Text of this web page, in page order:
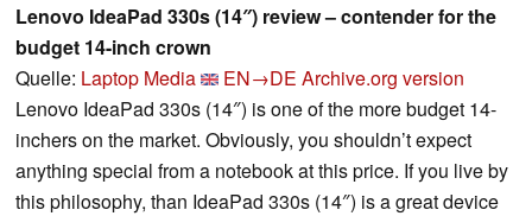
Lenovo IdeaPad 330s (14″) review – contender for the
budget 14-inch crown
Quelle: Laptop Media EN→DE Archive.org version
Lenovo IdeaPad 330s (14″) is one of the more budget 14-
inchers on the market. Obviously, you shouldn’t expect
anything special from a notebook at this price. If you live by
this philosophy, than IdeaPad 330s (14″) is a great device